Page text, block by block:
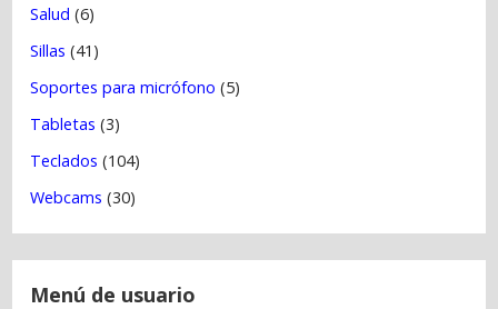
Salud (6)
Sillas (41)
Soportes para micrófono (5)
Tabletas (3)
Teclados (104)
Webcams (30)
Menú de usuario